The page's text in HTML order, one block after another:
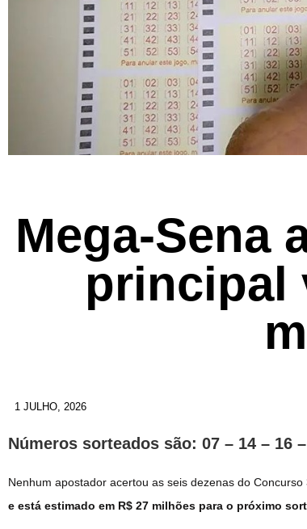
Mega-Sena
principal
1 JULHO, 2026
Números sorteados são: 07 – 14 – 16
Nenhum apostador acertou as seis dezenas do
e está estimado em R$ 27 milhões para o próximo